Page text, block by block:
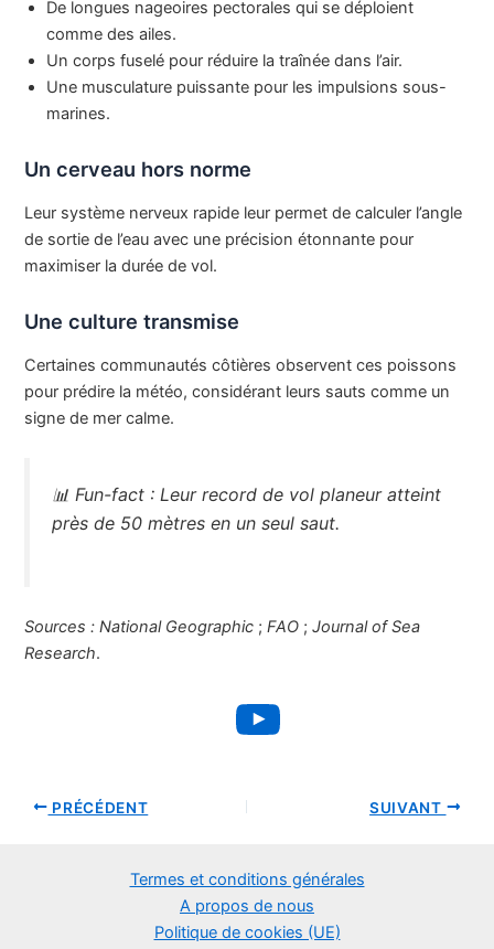
De longues nageoires pectorales qui se déploient
comme des ailes.
Un corps fuselé pour réduire la traînée dans l’air.
Une musculature puissante pour les impulsions sous-
marines.
Un cerveau hors norme
Leur système nerveux rapide leur permet de calculer l’angle
de sortie de l’eau avec une précision étonnante pour
maximiser la durée de vol.
Une culture transmise
Certaines communautés côtières observent ces poissons
pour prédire la météo, considérant leurs sauts comme un
signe de mer calme.
📊 Fun-fact : Leur record de vol planeur atteint
près de 50 mètres en un seul saut.
Sources : National Geographic ;FAO ;Journal of Sea
Research.
YouTube
PRÉCÉDENT SUIVANT
Termes et conditions générales
A propos de nous
Politique de cookies (UE)